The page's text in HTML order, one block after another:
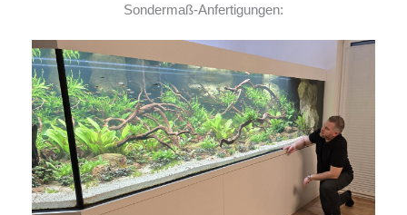
Sondermaß-Anfertigungen: